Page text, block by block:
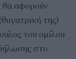
θα αφορούν
της)
του ομίλου
στο